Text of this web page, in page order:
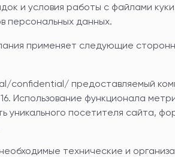
и условия работы с файлами
персональных данных.
применяет следующие
confidential/ предоставляемый
Использование функционала
уникального посетителя сайта,
технические и